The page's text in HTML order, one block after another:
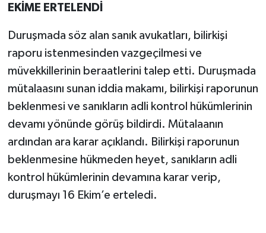
EKİME ERTELENDİ
Duruşmada söz alan sanık avukatları, bilirkişi
raporu istenmesinden vazgeçilmesi ve
müvekkillerinin beraatlerini talep etti. Duruşmada
mütalaasını sunan iddia makamı, bilirkişi raporunun
beklenmesi ve sanıkların adli kontrol hükümlerinin
devamı yönünde görüş bildirdi. Mütalaanın
ardından ara karar açıklandı. Bilirkişi raporunun
beklenmesine hükmeden heyet, sanıkların adli
kontrol hükümlerinin devamına karar verip,
duruşmayı 16 Ekim’e erteledi.